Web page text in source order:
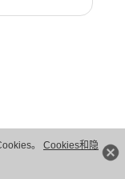
。 Cookies和隐